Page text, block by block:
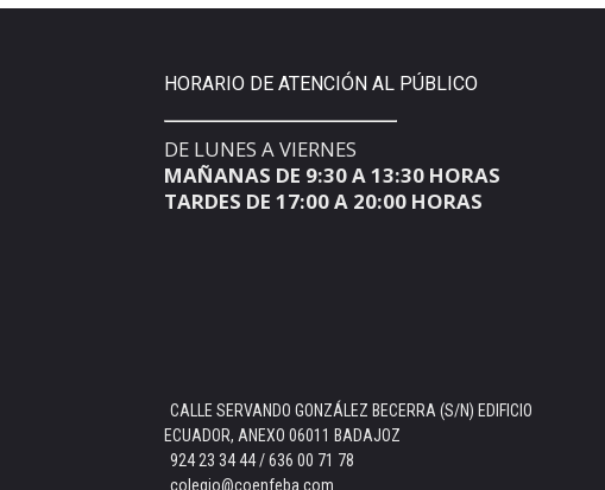
HORARIO DE ATENCIÓN AL PÚBLICO
DE LUNES A VIERNES
MAÑANAS DE 9:30 A 13:30 HORAS
TARDES DE 17:00 A 20:00 HORAS
CALLE SERVANDO GONZÁLEZ BECERRA (S/N) EDIFICIO
ECUADOR, ANEXO 06011 BADAJOZ
924 23 34 44 / 636 00 71 78
colegio@coenfeba.com